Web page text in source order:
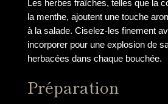
Les herbes fraîches, telles que la
la menthe, ajoutent une touche
à la salade. Ciselez-les finement
incorporer pour une explosion de
herbacées dans chaque bouchée.
Préparation